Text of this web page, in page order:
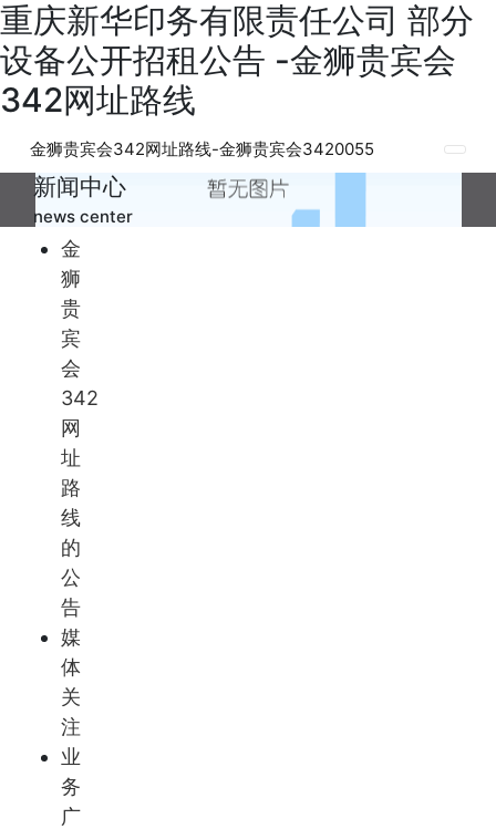
重庆新华印务有限责任公司 部分
设备公开招租公告 -金狮贵宾会
342网址路线
金狮贵宾会342网址路线-金狮贵宾会3420055
新闻中心
news center
金
狮
贵
宾
会
342
网
址
路
线
的
公
告
媒
体
关
注
业
务
广